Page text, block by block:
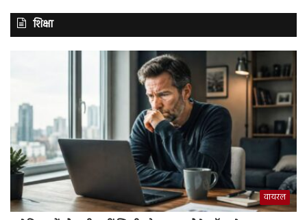
शिक्षा
वायरल